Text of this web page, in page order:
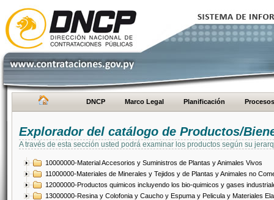
DNCP Marco Legal Planificación Procesos
Explorador del catálogo de Productos/
A través de esta sección usted podrá examinar los productos según su
10000000-Material Accesorios y Suministros de Plantas y Animales Vivos
11000000-Materiales de Minerales y Tejidos y de Plantas y Animales no
12000000-Productos quimicos incluyendo los bio-quimicos y gases
13000000-Resina y Colofonia y Caucho y Espuma y Pelicula y Materiales